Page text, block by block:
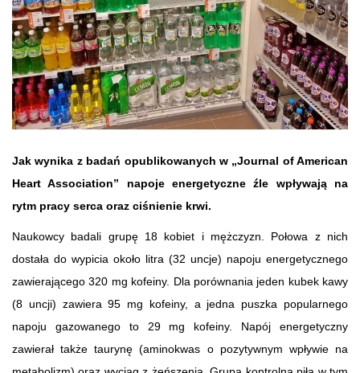
Jak wynika z badań opublikowanych w „Journal of American
Heart Association” napoje energetyczne źle wpływają na
rytm pracy serca oraz ciśnienie krwi.
Naukowcy badali grupę 18 kobiet i mężczyzn. Połowa z nich
dostała do wypicia około litra (32 uncje) napoju energetycznego
zawierającego 320 mg kofeiny. Dla porównania jeden kubek kawy
(8 uncji) zawiera 95 mg kofeiny, a jedna puszka popularnego
napoju gazowanego to 29 mg kofeiny. Napój energetyczny
zawierał także taurynę (aminokwas o pozytywnym wpływie na